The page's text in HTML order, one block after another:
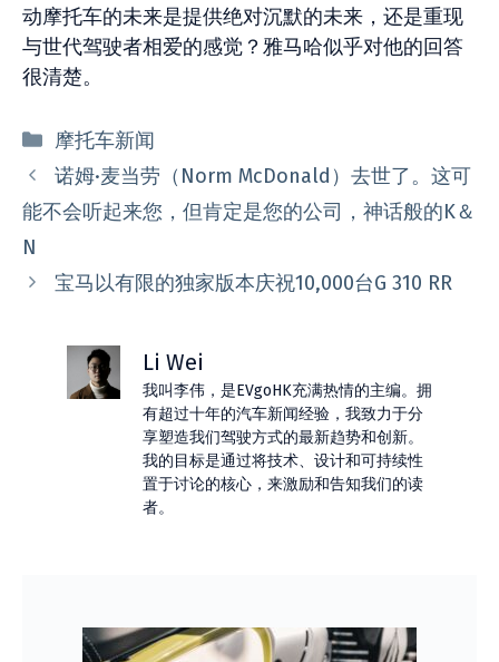
动摩托车的未来是提供绝对沉默的未来，还是重现
与世代驾驶者相爱的感觉？雅马哈似乎对他的回答
很清楚。
分
类
摩托车新闻
诺姆·麦当劳（Norm McDonald）去世了。这可
能不会听起来您，但肯定是您的公司，神话般的K＆
N
宝马以有限的独家版本庆祝10,000台G 310 RR
Li Wei
我叫李伟，是EVgoHK充满热情的主编。拥
有超过十年的汽车新闻经验，我致力于分
享塑造我们驾驶方式的最新趋势和创新。
我的目标是通过将技术、设计和可持续性
置于讨论的核心，来激励和告知我们的读
者。